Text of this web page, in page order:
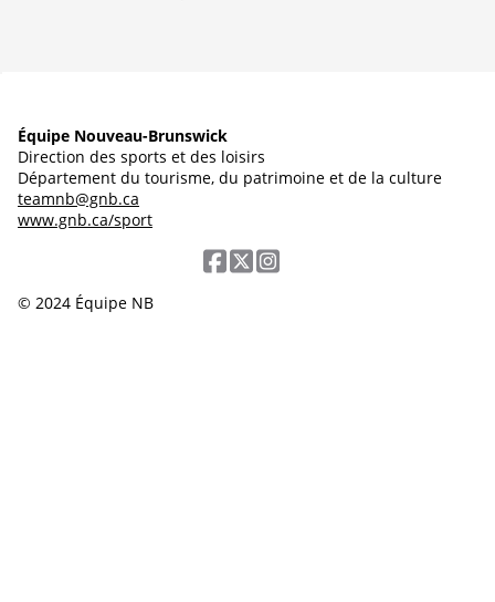
Équipe Nouveau-Brunswick
Direction des sports et des loisirs
Département du tourisme, du patrimoine et de la culture
teamnb@gnb.ca
www.gnb.ca/sport
© 2024 Équipe NB